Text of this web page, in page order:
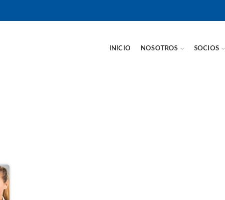
INICIO NOSOTROS SOCIOS